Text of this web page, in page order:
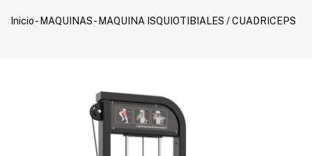
Inicio- MAQUINAS- MAQUINA ISQUIOTIBIALES / CUADRICEPS